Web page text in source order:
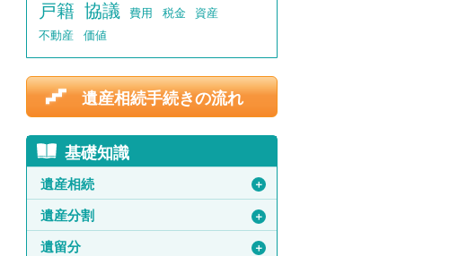
戸籍 協議 費用 税金
資産
不動産
価値
遺産相続手続きの流れ
基礎知識
遺産相続 ＋
遺産分割 ＋
遺留分 ＋